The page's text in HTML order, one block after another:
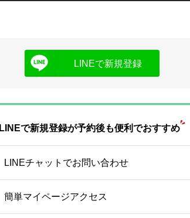
LINEで新規登録
LINEで新規登録が予約後も便利でおすすめ
LINEチャットでお問い合わせ
簡単マイページアクセス